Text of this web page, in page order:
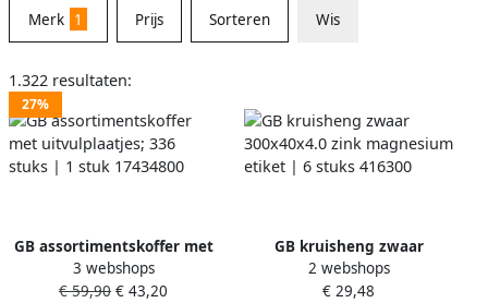
Merk 1 Prijs Sorteren Wis
1.322 resultaten:
27%
GB assortimentskoffer met
uitvulplaatjes; 336 stuks | 1
stuk 17434800
3 webshops
€ 59,90 € 43,20
GB kruisheng zwaar
300x40x4.0 zink magnesium
etiket | 6 stuks 416300
2 webshops
€ 29,48